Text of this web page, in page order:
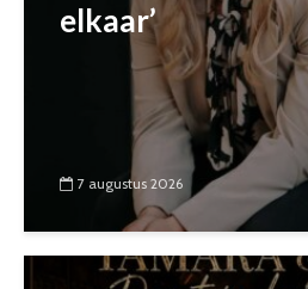
elkaar’
7 augustus 2026